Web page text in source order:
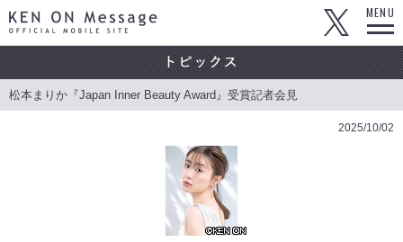
KEN ON Message OFFICIAL MOBILE SITE
MENU
松本まりか『Japan Inner Beauty Award』受賞記者会見
2025/10/02